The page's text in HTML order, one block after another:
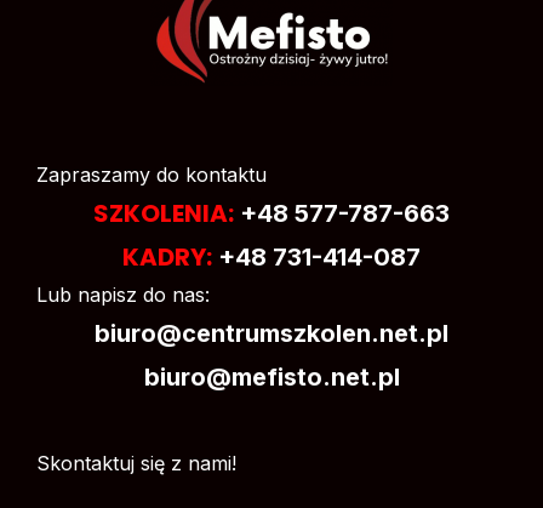
Zapraszamy do kontaktu
SZKOLENIA: +48 577-787-663
KADRY: +48 731-414-087
Lub napisz do nas:
biuro@centrumszkolen.net.pl
biuro@mefisto.net.pl
Skontaktuj się z nami!